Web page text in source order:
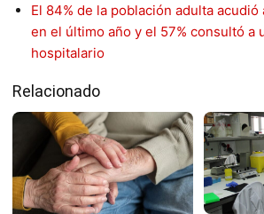
El 84% de la población adulta
en el último año y el 57% consultó a
hospitalario
Relacionado